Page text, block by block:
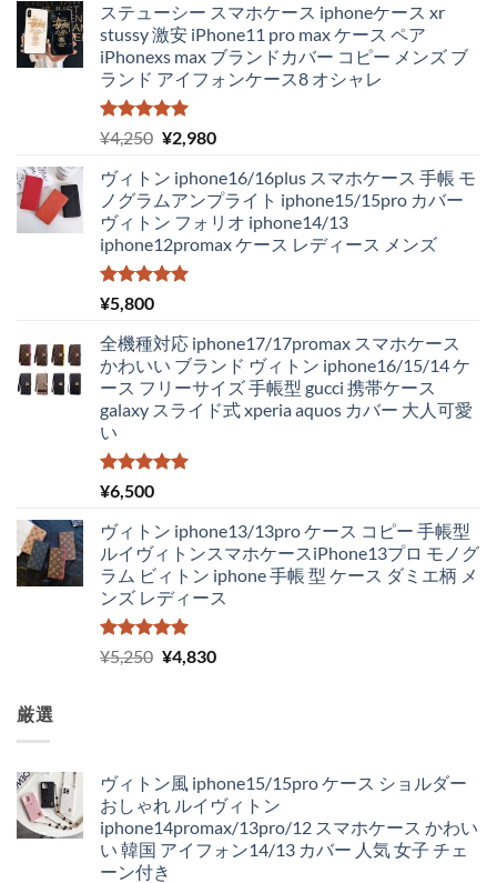
ステューシー スマホケース iphoneケース xr
stussy 激安 iPhone11 pro max ケース ペア
iPhonexs max ブランドカバー コピー メンズ ブ
ランド アイフォンケース8 オシャレ
5段階中
5.00
の評価
¥4,250 元
価
格
は
¥4,250
で
¥2,980現
の
価
格
は
ヴィトン iphone16/16plus スマホケース 手帳 モ
ノグラムアンプライト iphone15/15pro カバー
ヴィトン フォリオ iphone14/13
iphone12promax ケース レディース メンズ
5段階中
5.00
¥5,800
全機種対応 iphone17/17promax スマホケース
かわいい ブランド ヴィトン iphone16/15/14 ケ
ース フリーサイズ 手帳型 gucci 携帯ケース
galaxy スライド式 xperia aquos カバー 大人可愛
い
5段階中
5.00
¥6,500
ヴィトン iphone13/13pro ケース コピー 手帳型
ルイヴィトンスマホケースiPhone13プロ モノグ
ラム ビィトン iphone 手帳 型 ケース ダミエ柄 メ
ンズ レディース
5段階中
5.00
の評価
¥5,250 元
¥5,250
で
し
た。
¥4,830現
¥4,830
で
す。
厳選
ヴィトン風 iphone15/15pro ケース ショルダー
おしゃれ ルイヴィトン
iphone14promax/13pro/12 スマホケース かわい
い 韓国 アイフォン14/13 カバー 人気 女子 チェ
ーン付き